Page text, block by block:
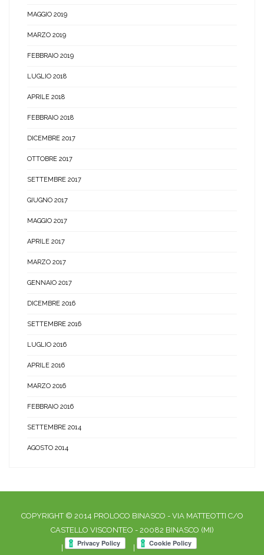
MAGGIO 2019
MARZO 2019
FEBBRAIO 2019
LUGLIO 2018
APRILE 2018
FEBBRAIO 2018
DICEMBRE 2017
OTTOBRE 2017
SETTEMBRE 2017
GIUGNO 2017
MAGGIO 2017
APRILE 2017
MARZO 2017
GENNAIO 2017
DICEMBRE 2016
SETTEMBRE 2016
LUGLIO 2016
APRILE 2016
MARZO 2016
FEBBRAIO 2016
SETTEMBRE 2014
AGOSTO 2014
COPYRIGHT © 2014 PROLOCO BINASCO - VIA MATTEOTTI C/O
CASTELLO VISCONTEO - 20082 BINASCO (MI)